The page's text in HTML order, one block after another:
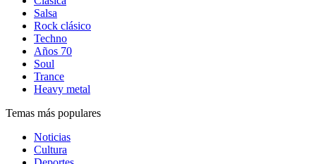
Salsa
Rock clásico
Techno
Años 70
Soul
Trance
Heavy metal
Temas más populares
Noticias
Cultura